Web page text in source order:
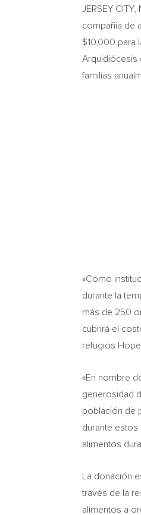
JERSEY CITY,
compañía de
$10,000 para
Arquidiócesis
familias
«Como
durante la
más de 250
cubrirá el
refugios
«En nombre
generosidad
población de
durante estos
alimentos
La donación
través de la
alimentos a